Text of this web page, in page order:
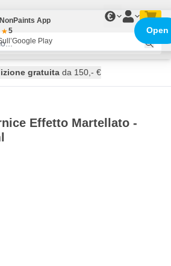
€
spedito oggi
gratuita da 150,- €
giorni
Effetto Martellato -
NonPaints App
5
Play
Open